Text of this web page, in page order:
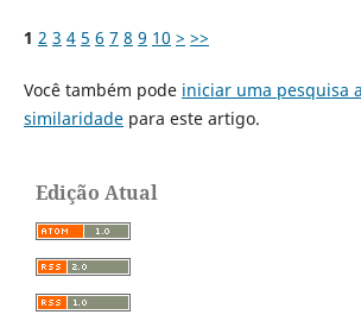
1 2 3 4 5 6 7 8 9 10 > >>
Você também pode iniciar uma pesquisa
similaridadepara este artigo.
Edição Atual